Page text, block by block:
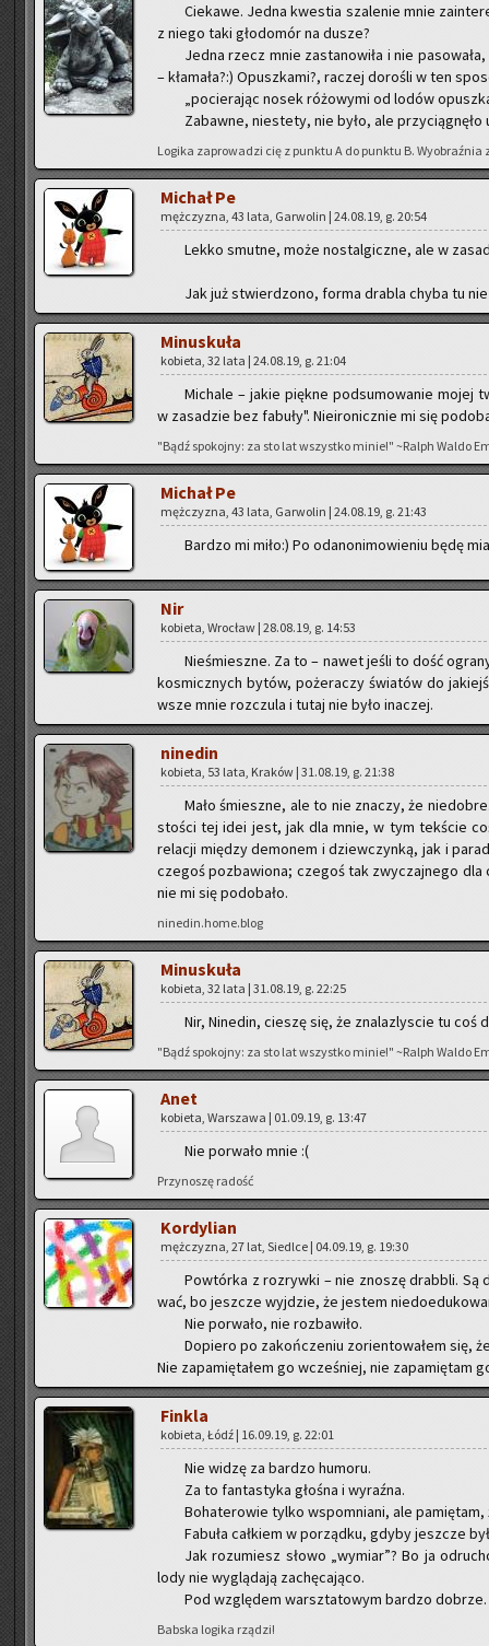
Cie­ka­we. Jedna kwe­stia sza­le­nie mnie
z niego taki gło­do­mór na dusze?
Jedna rzecz mnie za­sta­no­wi­ła i nie
– kła­ma­ła?:) Opusz­ka­mi?, ra­czej do­ro­śli w ten
„po­cie­ra­jąc nosek ró­żo­wy­mi od lodów
Za­baw­ne, nie­ste­ty, nie było, ale przy­cią­gnę­ło
Lo­gi­ka za­pro­wa­dzi cię z punk­tu A do punk­tu B. Wy­obraź­nia
Mi­chał Pe
męż­czy­zna, 43 lata, Gar­wo­lin | 24.08.19, g. 20:54
Lekko smut­ne, może no­stal­gicz­ne, ale w
Jak już stwier­dzo­no, forma dra­bla chyba tu nie
Mi­nu­sku­ła
ko­bie­ta, 32 lata | 24.08.19, g. 21:04
Mi­cha­le – jakie pięk­ne pod­su­mo­wa­nie mojej
w za­sa­dzie bez fa­bu­ły". Nie­iro­nicz­nie mi się
"Bądź spo­koj­ny: za sto lat wszyst­ko minie!" ~Ralph Waldo
Mi­chał Pe
męż­czy­zna, 43 lata, Gar­wo­lin | 24.08.19, g. 21:43
Bar­dzo mi miło:) Po oda­no­ni­mo­wie­niu będę
Nir
ko­bie­ta, Wro­cław | 28.08.19, g. 14:53
Nie­śmiesz­ne. Za to – nawet jeśli to dość
ko­smicz­nych bytów, po­że­ra­czy świa­tów do
wsze mnie roz­czu­la i tutaj nie było ina­czej.
ni­ne­din
ko­bie­ta, 53 lata, Kra­ków | 31.08.19, g. 21:38
Mało śmiesz­ne, ale to nie zna­czy, że
sto­ści tej idei jest, jak dla mnie, w tym tek­ście
re­la­cji mię­dzy de­mo­nem i dziew­czyn­ką, jak i
cze­goś po­zba­wio­na; cze­goś tak zwy­czaj­ne­go
nie mi się po­do­ba­ło.
ninedin.home.blog
Mi­nu­sku­ła
ko­bie­ta, 32 lata | 31.08.19, g. 22:25
Nir, Ni­ne­din, cie­szę się, że zna­la­zly­scie tu coś
"Bądź spo­koj­ny: za sto lat wszyst­ko minie!" ~Ralph Waldo
Anet
ko­bie­ta, War­sza­wa | 01.09.19, g. 13:47
Nie po­rwa­ło mnie :(
Przy­no­szę ra­dość
Kor­dy­lian
męż­czy­zna, 27 lat, Sie­dl­ce | 04.09.19, g. 19:30
Po­wtór­ka z roz­ryw­ki – nie zno­szę drab­bli.
wać, bo jesz­cze wyj­dzie, że je­stem
Nie po­rwa­ło, nie roz­ba­wi­ło.
Do­pie­ro po za­koń­cze­niu zo­rien­to­wa­łem się,
Nie za­pa­mię­ta­łem go wcze­śniej, nie za­pa­mię­tam
Fin­kla
ko­bie­ta, Łódź | 16.09.19, g. 22:01
Nie widzę za bar­dzo hu­mo­ru.
Za to fan­ta­sty­ka gło­śna i wy­raź­na.
Bo­ha­te­ro­wie tylko wspo­mnia­ni, ale
Fa­bu­ła cał­kiem w po­rząd­ku, gdyby jesz­cze
Jak ro­zu­miesz słowo „wy­miar”? Bo ja
lody nie wy­glą­da­ją za­chę­ca­ją­co.
Pod wzglę­dem warsz­ta­to­wym bar­dzo do­brze.
Bab­ska lo­gi­ka rzą­dzi!